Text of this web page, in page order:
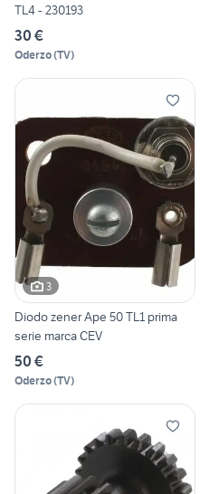
TL4 - 230193
30 €
Oderzo(TV)
3
Diodo zener Ape 50 TL1 prima
serie marca CEV
50 €
Oderzo(TV)